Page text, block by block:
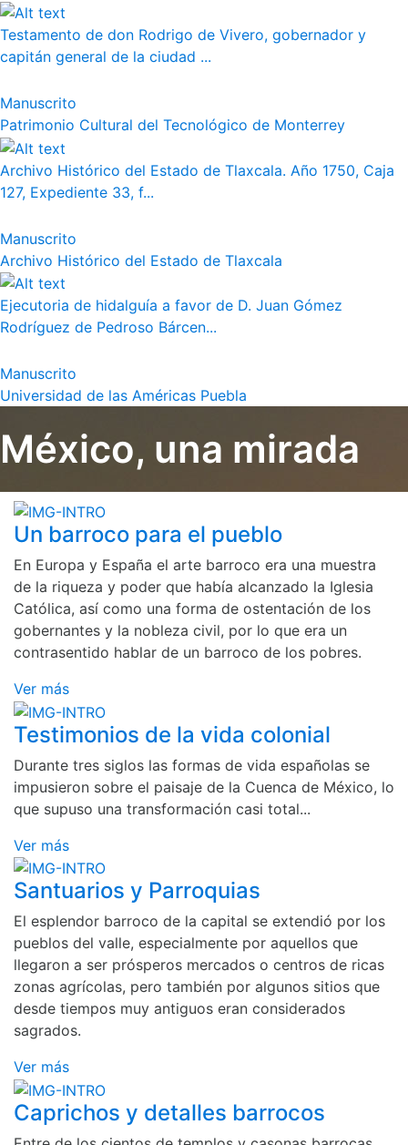
Testamento de don Rodrigo de Vivero, gobernador y
capitán general de la ciudad ...
Manuscrito
Patrimonio Cultural del Tecnológico de Monterrey
Archivo Histórico del Estado de Tlaxcala. Año 1750, Caja
127, Expediente 33, f...
Manuscrito
Archivo Histórico del Estado de Tlaxcala
Ejecutoria de hidalguía a favor de D. Juan Gómez
Rodríguez de Pedroso Bárcen...
Manuscrito
Universidad de las Américas Puebla
México, una mirada
Un barroco para el pueblo
En Europa y España el arte barroco era una muestra
de la riqueza y poder que había alcanzado la Iglesia
Católica, así como una forma de ostentación de los
gobernantes y la nobleza civil, por lo que era un
contrasentido hablar de un barroco de los pobres.
Ver más
Testimonios de la vida colonial
Durante tres siglos las formas de vida españolas se
impusieron sobre el paisaje de la Cuenca de México, lo
que supuso una transformación casi total...
Ver más
Santuarios y Parroquias
El esplendor barroco de la capital se extendió por los
pueblos del valle, especialmente por aquellos que
llegaron a ser prósperos mercados o centros de ricas
zonas agrícolas, pero también por algunos sitios que
desde tiempos muy antiguos eran considerados
sagrados.
Ver más
Caprichos y detalles barrocos